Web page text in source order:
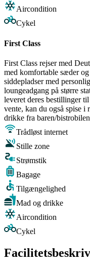
Aircondition
Cykel
First Class
First Class rejser med
med komfortable sæder
siddepladser med
loungeadgang på større
leveret deres bestillinger
vente, kan du også spise i
drikke fra baren/
Trådløst internet
Stille zone
Strømstik
Bagage
Tilgængelighed
Mad og drikke
Aircondition
Cykel